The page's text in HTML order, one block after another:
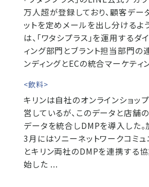
万人超が登録しており、顧客デー
ットを定めメールを出し分けるよ
は、「ワタシプラス」を運用するダ
ィング部門とブラント担当部門の
ンディングとECの統合マーケティ
<飲料>
キリンは自社のオンラインショッ
営しているが、このデータと店舗
データを統合しDMPを導入した。
3月にはソニーネットワークコミ
とキリン両社のDMPを連携する
始した ...